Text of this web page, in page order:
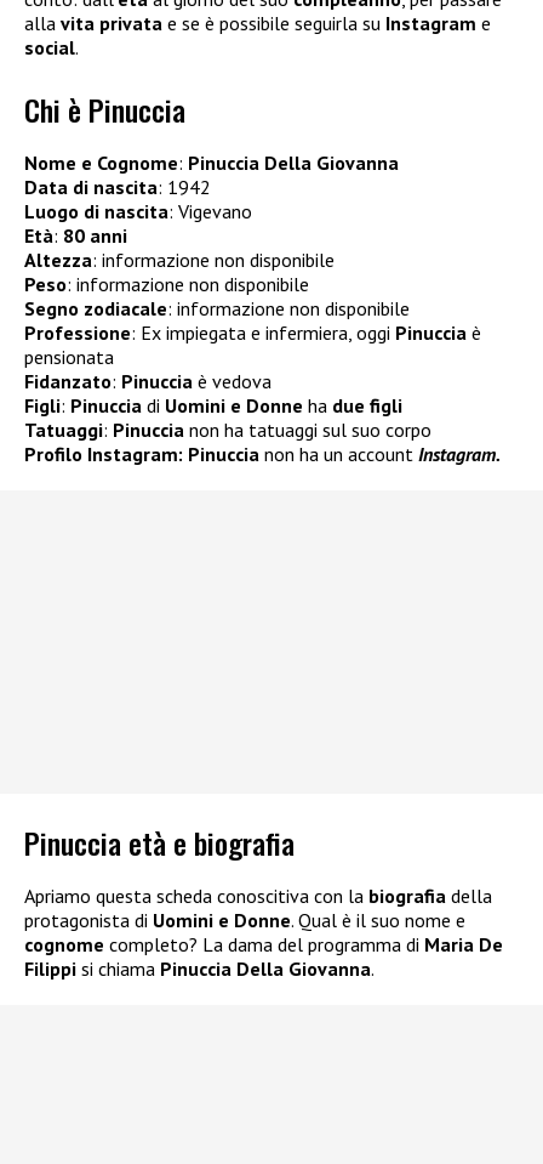
alla vita privata e se è possibile seguirla su Instagram e
social.
Chi è Pinuccia
Nome e Cognome: Pinuccia Della Giovanna
Data di nascita: 1942
Luogo di nascita: Vigevano
Età: 80 anni
Altezza: informazione non disponibile
Peso: informazione non disponibile
Segno zodiacale: informazione non disponibile
Professione: Ex impiegata e infermiera, oggi Pinuccia è
pensionata
Fidanzato: Pinuccia è vedova
Figli: Pinuccia di Uomini e Donne ha due figli
Tatuaggi: Pinuccia non ha tatuaggi sul suo corpo
Profilo Instagram: Pinuccia non ha un account Instagram.
Pinuccia età e biografia
Apriamo questa scheda conoscitiva con la biografia della
protagonista di Uomini e Donne. Qual è il suo nome e
cognome completo? La dama del programma di Maria De
Filippi si chiama Pinuccia Della Giovanna.